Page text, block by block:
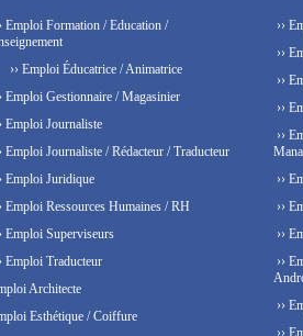
Emploi Formation / Education /
›› Emploi Éducatrice / Animatrice
Emploi Gestionnaire / Magasinier
Emploi Journaliste
Emploi Journaliste / Rédacteur / Traducteur
Emploi Juridique
Emploi Ressources Humaines / RH
Emploi Superviseurs
Emploi Traducteur
Architecte
Esthétique / Coiffure
››
››
››
››
››
››
››
››
››
››
››